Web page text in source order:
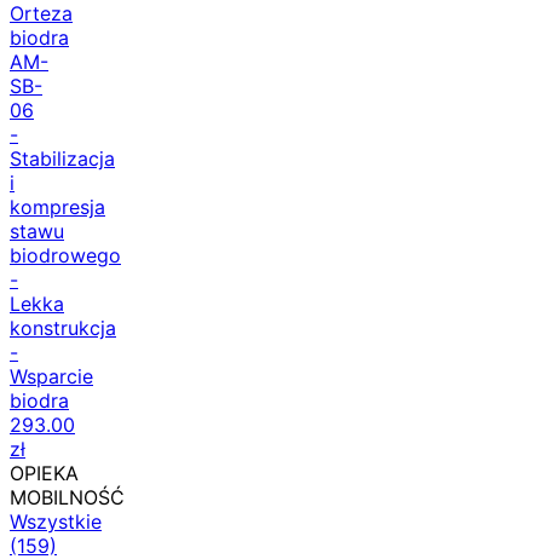
Orteza
biodra
AM-
SB-
06
-
Stabilizacja
i
kompresja
stawu
biodrowego
-
Lekka
konstrukcja
-
Wsparcie
biodra
293.00
zł
OPIEKA
MOBILNOŚĆ
Wszystkie
(159)